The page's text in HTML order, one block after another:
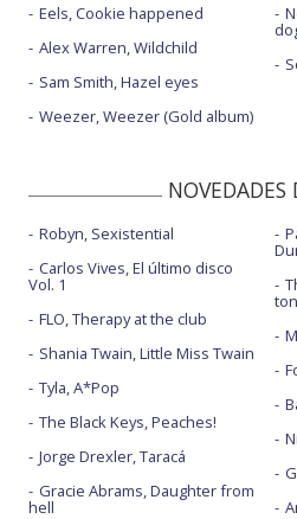
Eels, Cookie happened
Alex Warren, Wildchild
Sam Smith, Hazel eyes
Weezer, Weezer (Gold album)
NOVEDADES
Robyn, Sexistential
Carlos Vives, El último disco
Vol. 1
FLO, Therapy at the club
Shania Twain, Little Miss Twain
Tyla, A*Pop
The Black Keys, Peaches!
Jorge Drexler, Taracá
Gracie Abrams, Daughter from
hell